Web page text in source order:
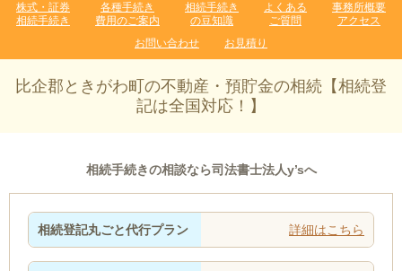
株式・証券
相続手続き
各種手続き
費用のご案内
相続手続き
の豆知識
よくある
ご質問
事務所概要
アクセス
お問い合わせ
お見積り
比企郡ときがわ町の不動産・預貯金の相続【相続登
記は全国対応！】
相続手続きの相談なら司法書士法人y’sへ
相続登記丸ごと代行プラン 詳細はこちら